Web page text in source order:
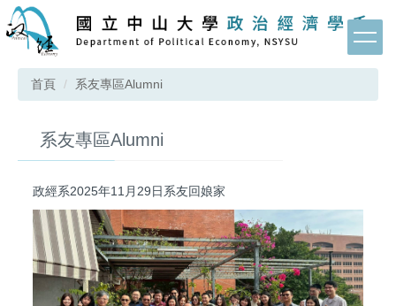
跳
到
要
首頁 系友專區Alumni
系友專區Alumni
政經系2025年11月29日系友回娘家